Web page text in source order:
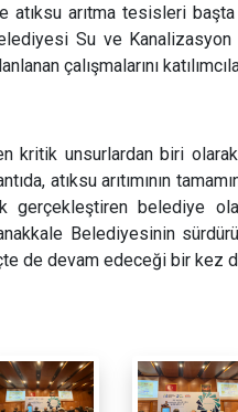
atıksu arıtma tesisleri
Su ve
çalışmalarını
kritik unsurlardan biri
atıksu arıtımının
gerçekleştiren belediye
Belediyesinin
de devam edeceği bir kez